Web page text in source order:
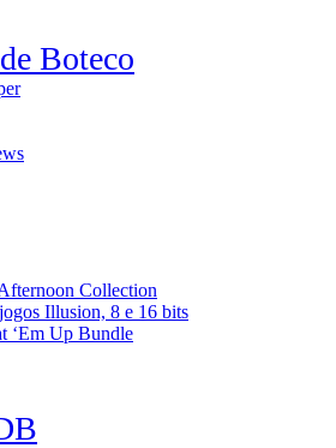
Boteco
Collection
Illusion, 8 e 16 bits
‘Em Up Bundle